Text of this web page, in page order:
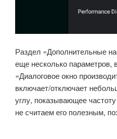
Раздел «Дополнительные
еще несколько параметров,
«Диалоговое окно
включает/отключает
углу, показывающее
не считаем его полезным,